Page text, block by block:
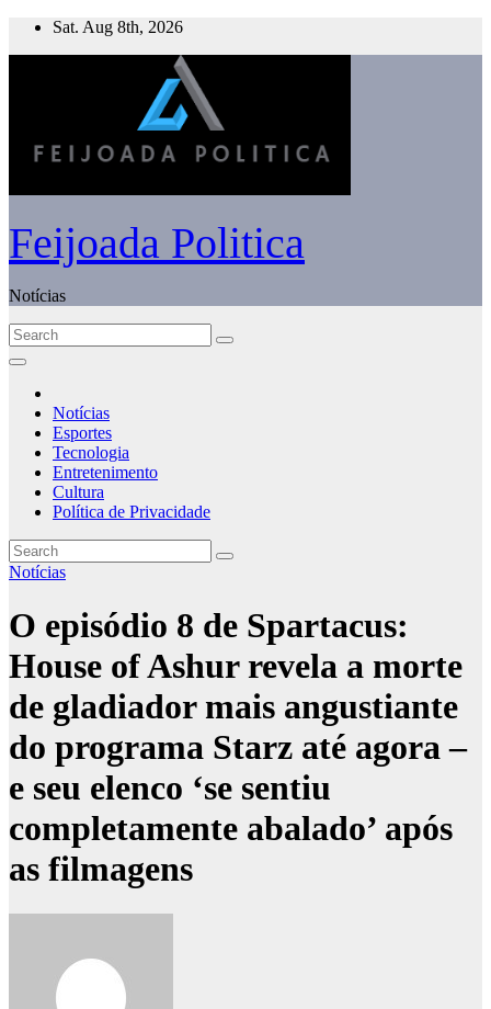
Skip
Sat. Aug 8th, 2026
Feijoada Politica
Notícias
Notícias
Esportes
Tecnologia
Entretenimento
Cultura
Política de Privacidade
Notícias
O episódio 8 de Spartacus:
House of Ashur revela a morte
de gladiador mais angustiante
do programa Starz até agora –
e seu elenco ‘se sentiu
completamente abalado’ após
as filmagens